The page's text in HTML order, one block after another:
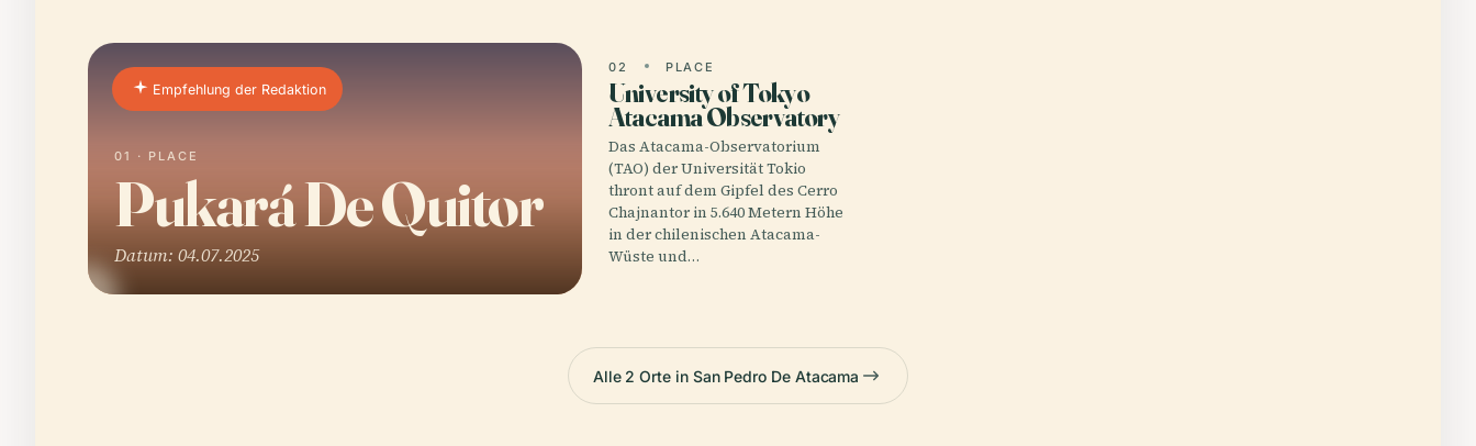
Empfehlung der Redaktion
01 · PLACE
Pukará De Quitor
Datum: 04.07.2025
02 PLACE
University of Tokyo
Atacama Observatory
Das Atacama-Observatorium
(TAO) der Universität Tokio
thront auf dem Gipfel des Cerro
Chajnantor in 5.640 Metern Höhe
in der chilenischen Atacama-
Wüste und…
Alle 2 Orte in San Pedro De Atacama